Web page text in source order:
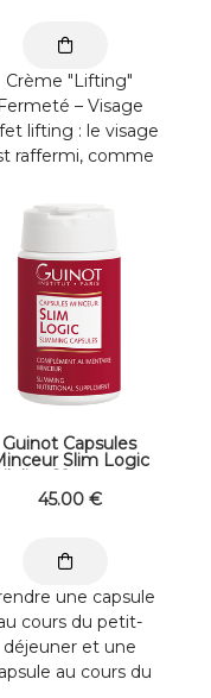
Crème "Lifting"
Fermeté – Visage
lifting : le visage
raffermi, comme
fermeté de la ...
Guinot Capsules
Slim Logic
pilulier 60 capsules
45.00 €
une capsule
cours du petit-
déjeuner et une
au cours du